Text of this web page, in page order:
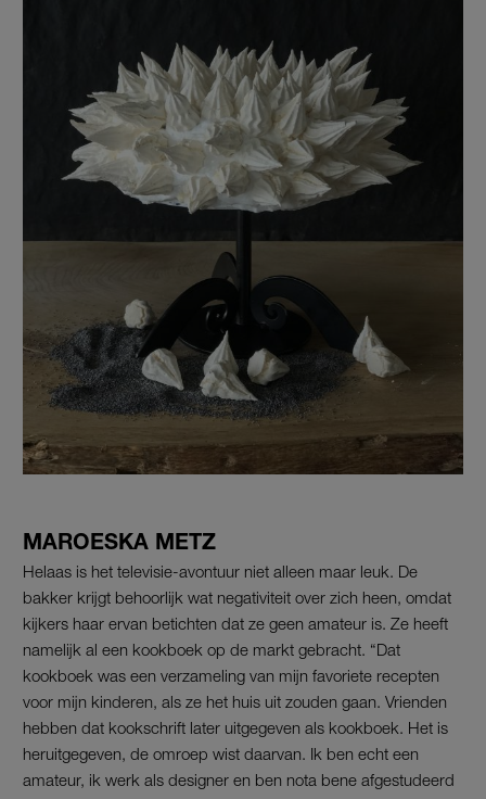
MAROESKA METZ
Helaas is het televisie-avontuur niet alleen maar leuk. De
bakker krijgt behoorlijk wat negativiteit over zich heen, omdat
kijkers haar ervan betichten dat ze geen amateur is. Ze heeft
namelijk al een kookboek op de markt gebracht. “Dat
kookboek was een verzameling van mijn favoriete recepten
voor mijn kinderen, als ze het huis uit zouden gaan. Vrienden
hebben dat kookschrift later uitgegeven als kookboek. Het is
heruitgegeven, de omroep wist daarvan. Ik ben echt een
amateur, ik werk als designer en ben nota bene afgestudeerd